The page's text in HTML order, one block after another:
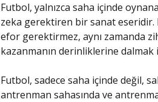
Futbol, yalnızca saha içinde
zeka gerektiren bir sanat
efor gerektirmez, aynı zamanda
kazanmanın derinliklerine
Futbol, sadece saha içinde değil,
antrenman sahasında ve